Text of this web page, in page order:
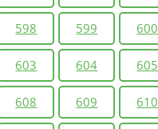
598 599 600
603 604 605
608 609 610